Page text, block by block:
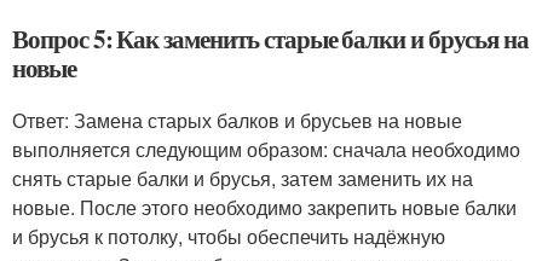
Вопрос 5: Как заменить старые балки и брусья на
новые
Ответ: Замена старых балков и брусьев на новые
выполняется следующим образом: сначала необходимо
снять старые балки и брусья, затем заменить их на
новые. После этого необходимо закрепить новые балки
и брусья к потолку, чтобы обеспечить надёжную